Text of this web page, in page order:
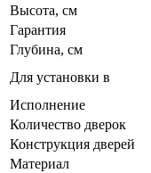
Высота, см
Гарантия
Глубина, см
Для установки в
Исполнение
Количество дверок
Конструкция дверей
Материал